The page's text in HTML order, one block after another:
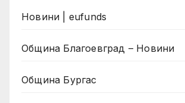
Новини | eufunds
Община Благоевград – Новини
Община Бургас